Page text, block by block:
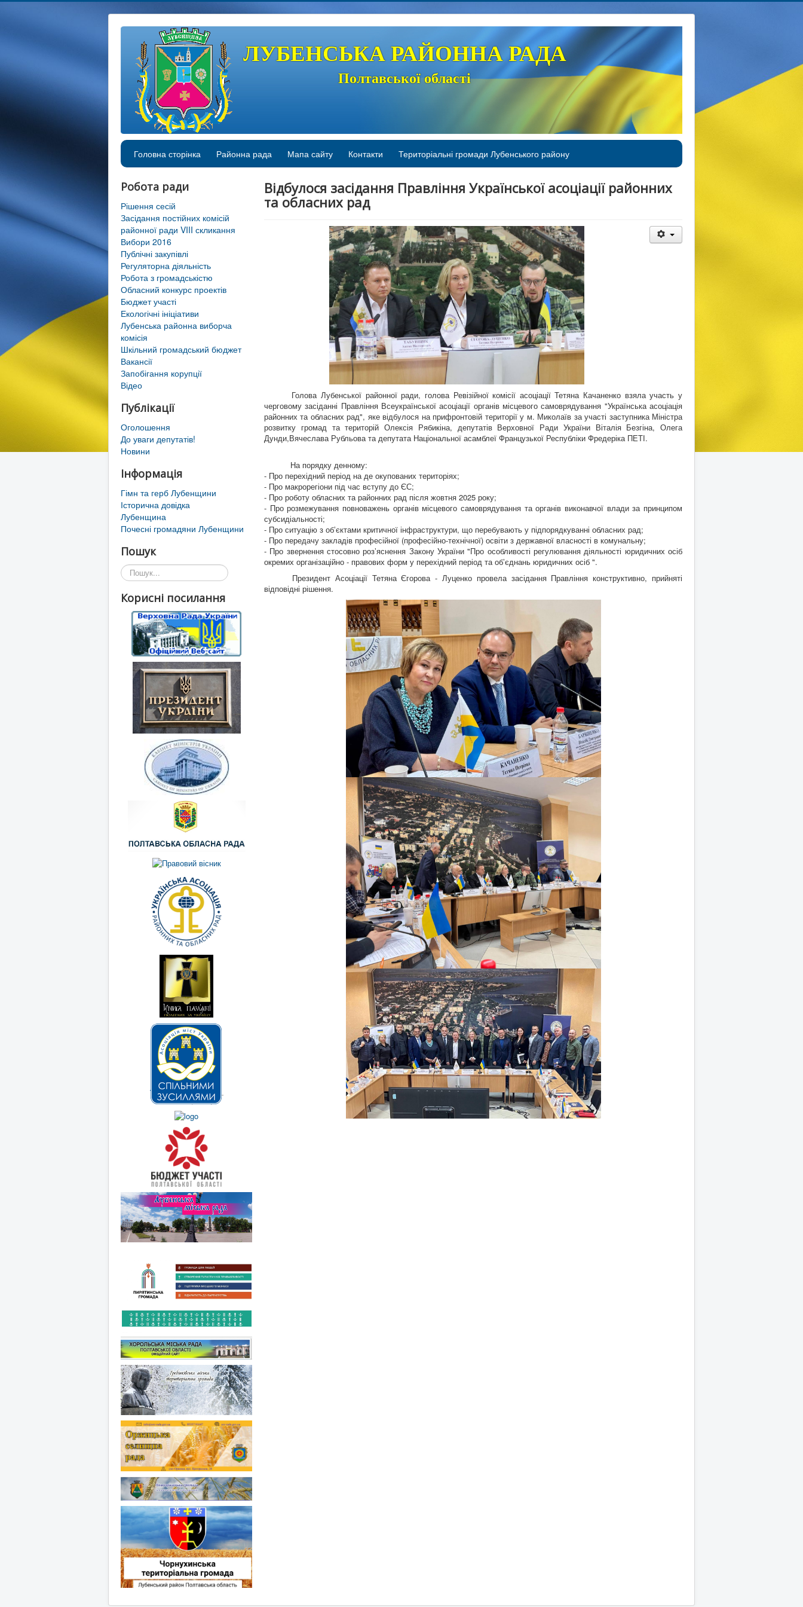
ЛУБЕНСЬКА РАЙОННА РАДА
Полтавської області
Головна сторінка Районна рада Мапа сайту Контакти Територіальні громади Лубенського району
Робота ради
Рішення сесій
Засідання постійних комісій
районної ради VIII скликання
Вибори 2016
Публічні закупівлі
Регуляторна діяльність
Робота з громадськістю
Обласний конкурс проектів
Бюджет участі
Екологічні ініціативи
Лубенська районна виборча
комісія
Шкільний громадський бюджет
Вакансії
Запобігання корупції
Відео
Публікації
Оголошення
До уваги депутатів!
Новини
Інформація
Гімн та герб Лубенщини
Історична довідка
Лубенщина
Почесні громадяни Лубенщини
Пошук
Пошук...
Корисні посилання
Відбулося засідання Правління Української асоціації районних
та обласних рад
Голова Лубенської районної ради, голова Ревізійної комісії асоціації Тетяна Качаненко взяла участь у
черговому засіданні Правління Всеукраїнської асоціації органів місцевого самоврядування "Українська асоціація
районних та обласних рад", яке відбулося на прифронтовій території у м. Миколаїв за участі заступника Міністра
розвитку громад та територій Олексія Рябикіна, депутатів Верховної Ради України Віталія Безгіна, Олега
Дунди,Вячеслава Рубльова та депутата Національної асамблеї Французької Республіки Фредеріка ПЕТІ.
На порядку денному:
- Про перехідний період на де окупованих територіях;
- Про макрорегіони під час вступу до ЄС;
- Про роботу обласних та районних рад після жовтня 2025 року;
- Про розмежування повноважень органів місцевого самоврядування та органів виконавчої влади за принципом
субсидіальності;
- Про ситуацію з обʼєктами критичної інфраструктури, що перебувають у підпорядкуванні обласних рад;
- Про передачу закладів професійної (професійно-технічної) освіти з державної власності в комунальну;
- Про звернення стосовно розʼяснення Закону України "Про особливості регулювання діяльності юридичних осіб
окремих організаційно - правових форм у перехідний період та обʼєднань юридичних осіб ".
Президент Асоціації Тетяна Єгорова - Луценко провела засідання Правління конструктивно, прийняті
відповідні рішення.